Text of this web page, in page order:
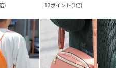
)
13ポイント(1倍)